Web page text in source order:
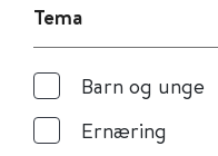
Tema
Barn og unge
Ernæring